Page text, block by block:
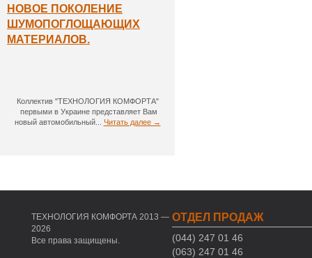
НОВОЕ ПОКОЛЕНИЕ
ШУМОПОГЛОЩАЮЩИХ
МАТЕРИАЛОВ.
Коллектив "ТЕХНОЛОГИЯ КОМФОРТА"
первыми в Украине представляет Вам
новый автомобильный... Читать далее →
ТЕХНОЛОГИЯ КОМФОРТА 2013 —
2026
Все права защищены.
ОТДЕЛ ПРОДАЖ
(044) 247 01 46
(063) 247 01 46